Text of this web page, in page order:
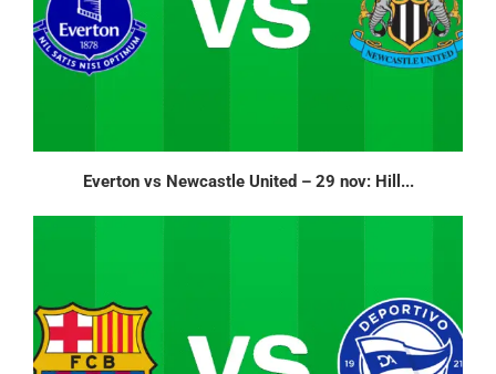
Everton vs Newcastle United – 29 nov: Hill...